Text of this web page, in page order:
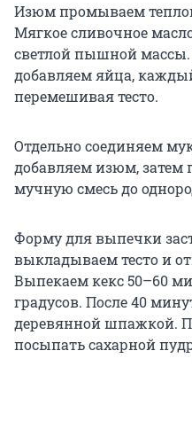
Изюм промываем
Мягкое сливочное
светлой пышной массы.
добавляем яйца,
перемешивая тесто.
Отдельно соединяем
добавляем изюм, затем
мучную смесь до
Форму для выпечки
выкладываем тесто и
Выпекаем кекс 50–60
градусов. После 40
деревянной шпажкой.
посыпать сахарной